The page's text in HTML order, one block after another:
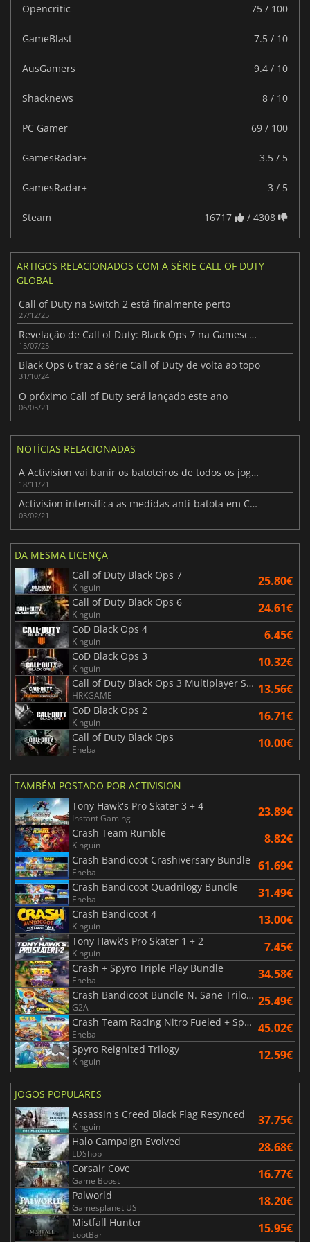
Opencritic 75 / 100
GameBlast 7.5 / 10
AusGamers 9.4 / 10
Shacknews 8 / 10
PC Gamer 69 / 100
GamesRadar+ 3.5 / 5
GamesRadar+ 3 / 5
Steam 16717 / 4308
ARTIGOS RELACIONADOS COM A SÉRIE CALL OF DUTY
GLOBAL
Call of Duty na Switch 2 está finalmente perto
27/12/25
Revelação de Call of Duty: Black Ops 7 na Gamescom Não Perca!
15/07/25
Black Ops 6 traz a série Call of Duty de volta ao topo
31/10/24
O próximo Call of Duty será lançado este ano
06/05/21
NOTÍCIAS RELACIONADAS
A Activision vai banir os batoteiros de todos os jogos Call of Duty
18/11/21
Activision intensifica as medidas anti-batota em Call of Duty: Warzone
03/02/21
DA MESMA LICENÇA
Call of Duty Black Ops 7
Kinguin 25.80€
Call of Duty Black Ops 6
Kinguin 24.61€
CoD Black Ops 4
Kinguin 6.45€
CoD Black Ops 3
Kinguin 10.32€
Call of Duty Black Ops 3 Multiplayer Starter Pack
HRKGAME 13.56€
CoD Black Ops 2
Kinguin 16.71€
Call of Duty Black Ops
Eneba 10.00€
TAMBÉM POSTADO POR ACTIVISION
Tony Hawk's Pro Skater 3 + 4
Instant Gaming 23.89€
Crash Team Rumble
Kinguin 8.82€
Crash Bandicoot Crashiversary Bundle
Eneba 61.69€
Crash Bandicoot Quadrilogy Bundle
Eneba 31.49€
Crash Bandicoot 4
Kinguin 13.00€
Tony Hawk's Pro Skater 1 + 2
Kinguin 7.45€
Crash + Spyro Triple Play Bundle
Eneba 34.58€
Crash Bandicoot Bundle N. Sane Trilogy + CTR Nitro Fueled
G2A 25.49€
Crash Team Racing Nitro Fueled + Spyro Game Bundle
Eneba 45.02€
Spyro Reignited Trilogy
Kinguin 12.59€
JOGOS POPULARES
Assassin's Creed Black Flag Resynced
Kinguin 37.75€
Halo Campaign Evolved
LDShop 28.68€
Corsair Cove
Game Boost 16.77€
Palworld
Gamesplanet US 18.20€
Mistfall Hunter
LootBar 15.95€